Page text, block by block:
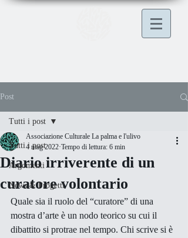
Post
Tutti i post
Argomenti
News & Progetti
Tutti i post
Diario irriverente di un
curatore volontario
Associazione Culturale La palma e l'ulivo
4 mag 2022 Tempo di lettura: 6 min
Quale sia il ruolo del “curatore” di una
mostra d’arte è un nodo teorico su cui il
dibattito si protrae nel tempo. Chi scrive si è